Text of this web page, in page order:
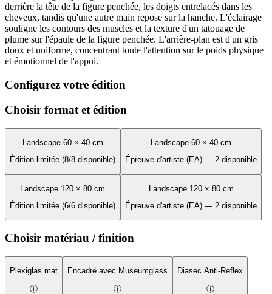
derrière la tête de la figure penchée, les doigts entrelacés dans les
cheveux, tandis qu'une autre main repose sur la hanche. L'éclairage
souligne les contours des muscles et la texture d'un tatouage de
plume sur l'épaule de la figure penchée. L'arrière-plan est d'un gris
doux et uniforme, concentrant toute l'attention sur le poids physique
et émotionnel de l'appui.
Configurez votre édition
Choisir format et édition
Landscape 60 × 40 cm
Édition limitée (8/8 disponible)
Landscape 60 × 40 cm
Épreuve d'artiste (EA) — 2 disponible
Landscape 120 × 80 cm
Édition limitée (6/6 disponible)
Landscape 120 × 80 cm
Épreuve d'artiste (EA) — 2 disponible
Choisir matériau / finition
Plexiglas mat
ⓘ
Encadré avec Museumglass
ⓘ
Diasec Anti-Reflex
ⓘ